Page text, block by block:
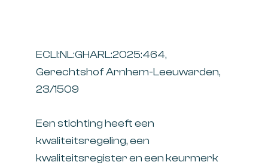
ECLI:NL:GHARL:2025:464,
Gerechtshof Arnhem-Leeuwarden,
23/1509
Een stichting heeft een
kwaliteitsregeling, een
kwaliteitsregister en een keurmerk